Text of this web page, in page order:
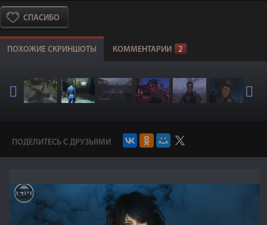
СПАСИБО
ПОХОЖИЕ СКРИНШОТЫ КОММЕНТАРИИ 2
ПОДЕЛИТЕСЬ С ДРУЗЬЯМИ